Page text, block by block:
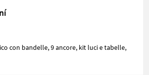
con bandelle, 9 ancore, kit luci e tabelle,